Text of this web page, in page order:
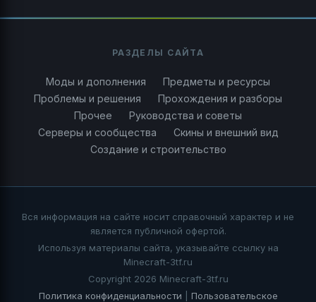
РАЗДЕЛЫ САЙТА
Моды и дополнения
Предметы и ресурсы
Проблемы и решения
Прохождения и разборы
Прочее
Руководства и советы
Серверы и сообщества
Скины и внешний вид
Создание и строительство
Вся информация на сайте носит справочный характер и не
является публичной офертой.
Используя материалы сайта, указывайте ссылку на
Minecraft-3tf.ru
Copyright 2026 Minecraft-3tf.ru
Политика конфиденциальности
Пользовательское